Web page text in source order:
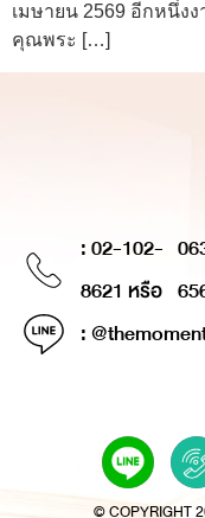
เมษายน 2569 อีกหนึ่ง
คุณพระ […]
: 02-102-
8621 หรือ
:
© COPYRIGHT